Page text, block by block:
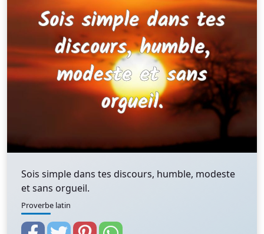
Sois simple dans tes discours, humble, modeste
et sans orgueil.
Proverbe latin